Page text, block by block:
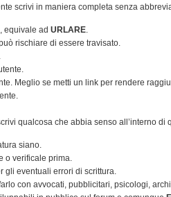
scrivi in maniera completa senza
equivale ad URLARE.
rischiare di essere travisato.
Meglio se metti un link per rendere
qualcosa che abbia senso all’interno di
siano.
o verificale prima.
gli eventuali errori di scrittura.
con avvocati, pubblicitari, psicologi,